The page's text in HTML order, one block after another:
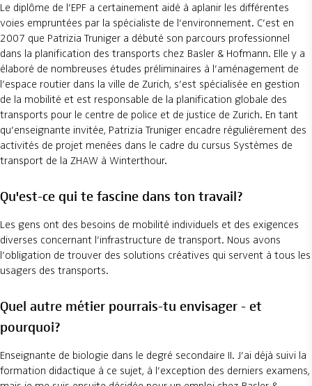
Le diplôme de l’EPF a certainement aidé à aplanir les différentes
voies empruntées par la spécialiste de l’environnement. C’est en
2007 que Patrizia Truniger a débuté son parcours professionnel
dans la planification des transports chez Basler & Hofmann. Elle y a
élaboré de nombreuses études préliminaires à l’aménagement de
l’espace routier dans la ville de Zurich, s’est spécialisée en gestion
de la mobilité et est responsable de la planification globale des
transports pour le centre de police et de justice de Zurich. En tant
qu’enseignante invitée, Patrizia Truniger encadre régulièrement des
activités de projet menées dans le cadre du cursus Systèmes de
transport de la ZHAW à Winterthour.
Qu'est-ce qui te fascine dans ton travail?
Les gens ont des besoins de mobilité individuels et des exigences
diverses concernant l’infrastructure de transport. Nous avons
l’obligation de trouver des solutions créatives qui servent à tous les
usagers des transports.
Quel autre métier pourrais-tu envisager - et
pourquoi?
Enseignante de biologie dans le degré secondaire II. J’ai déjà suivi la
formation didactique à ce sujet, à l’exception des derniers examens,